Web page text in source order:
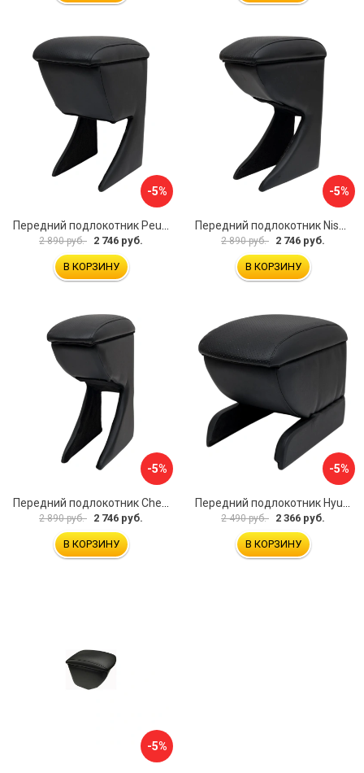
-5%
Передний подлокотник Peugeot 107 2006-2011 AVTOLIDER1 PP-Peugeot-107-01
2 890 руб. 2 746 руб.
В КОРЗИНУ
-5%
Передний подлокотник Nissan Almera 2013- AVTOLIDER1 PP-Nissan-Almera-13-01
2 890 руб. 2 746 руб.
В КОРЗИНУ
-5%
2 890 руб. 2 746 руб.
В КОРЗИНУ
-5%
2 490 руб. 2 366 руб.
В КОРЗИНУ
-5%